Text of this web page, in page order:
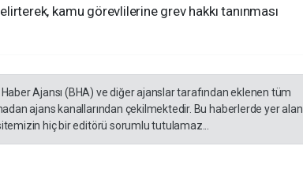
kamu görevlilerine grev hakkı tanınması
Ajansı (BHA) ve diğer ajanslar tarafından eklenen tüm
ajans kanallarından çekilmektedir. Bu haberlerde yer alan
hiç bir editörü sorumlu tutulamaz...